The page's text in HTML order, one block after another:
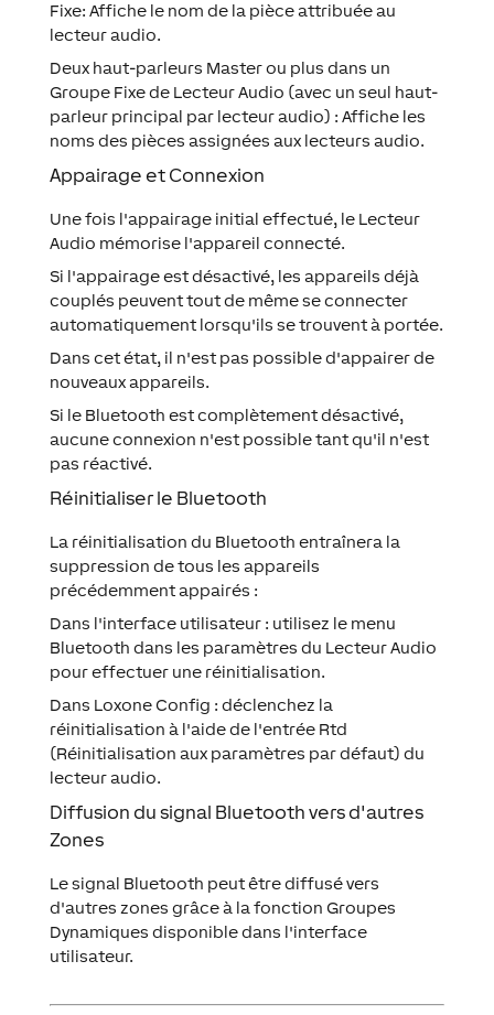
Fixe: Affiche le nom de la pièce attribuée au
lecteur audio.
Deux haut-parleurs Master ou plus dans un
Groupe Fixe de Lecteur Audio (avec un seul haut-
parleur principal par lecteur audio) : Affiche les
noms des pièces assignées aux lecteurs audio.
Appairage et Connexion
Une fois l'appairage initial effectué, le Lecteur
Audio mémorise l'appareil connecté.
Si l'appairage est désactivé, les appareils déjà
couplés peuvent tout de même se connecter
automatiquement lorsqu'ils se trouvent à portée.
Dans cet état, il n'est pas possible d'appairer de
nouveaux appareils.
Si le Bluetooth est complètement désactivé,
aucune connexion n'est possible tant qu'il n'est
pas réactivé.
Réinitialiser le Bluetooth
La réinitialisation du Bluetooth entraînera la
suppression de tous les appareils
précédemment appairés :
Dans l'interface utilisateur : utilisez le menu
Bluetooth dans les paramètres du Lecteur Audio
pour effectuer une réinitialisation.
Dans Loxone Config : déclenchez la
réinitialisation à l'aide de l'entrée Rtd
(Réinitialisation aux paramètres par défaut) du
lecteur audio.
Diffusion du signal Bluetooth vers d'autres
Zones
Le signal Bluetooth peut être diffusé vers
d'autres zones grâce à la fonction Groupes
Dynamiques disponible dans l'interface
utilisateur.